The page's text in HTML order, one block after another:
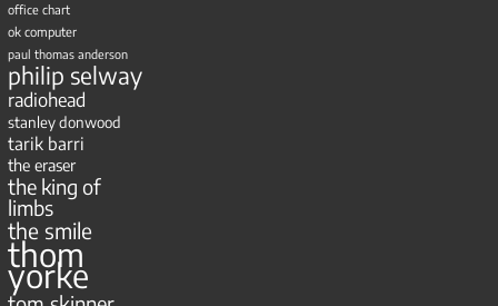
office chart
ok computer
paul thomas anderson
philip selway
radiohead
stanley donwood
tarik barri
the eraser
the king of
limbs
the smile
thom
yorke